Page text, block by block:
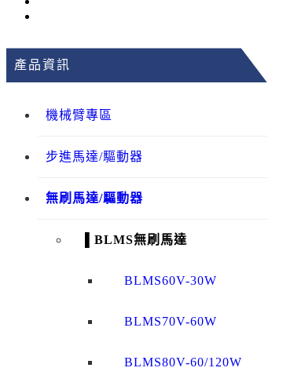
產品資訊
機械臂專區
步進馬達/驅動器
無刷馬達/驅動器
▌BLMS無刷馬達
BLMS60V-30W
BLMS70V-60W
BLMS80V-60/120W